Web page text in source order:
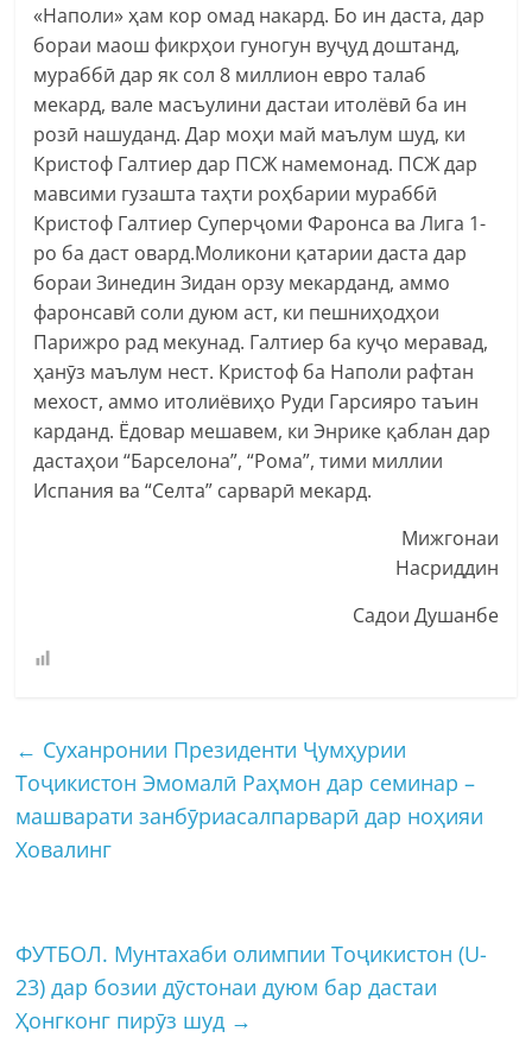
«Наполи» ҳам кор омад накард. Бо ин даста, дар
бораи маош фикрҳои гуногун вуҷуд доштанд,
мураббӣ дар як сол 8 миллион евро талаб
мекард, вале масъулини дастаи итолёвӣ ба ин
розӣ нашуданд. Дар моҳи май маълум шуд, ки
Кристоф Галтиер дар ПСЖ намемонад. ПСЖ дар
мавсими гузашта таҳти роҳбарии мураббӣ
Кристоф Галтиер Суперҷоми Фаронса ва Лига 1-
ро ба даст овард.Моликони қатарии даста дар
бораи Зинедин Зидан орзу мекарданд, аммо
фаронсавӣ соли дуюм аст, ки пешниҳодҳои
Парижро рад мекунад. Галтиер ба куҷо меравад,
ҳанӯз маълум нест. Кристоф ба Наполи рафтан
мехост, аммо итолиёвиҳо Руди Гарсияро таъин
карданд. Ёдовар мешавем, ки Энрике қаблан дар
дастаҳои “Барселона”, “Рома”, тими миллии
Испания ва “Селта” сарварӣ мекард.
Мижгонаи
Насриддин
Садои Душанбе
← Суханронии Президенти Ҷумҳурии
Тоҷикистон Эмомалӣ Раҳмон дар семинар –
машварати занбӯриасалпарварӣ дар ноҳияи
Ховалинг
ФУТБОЛ. Мунтахаби олимпии Тоҷикистон (U-
23) дар бозии дӯстонаи дуюм бар дастаи
Ҳонгконг пирӯз шуд →